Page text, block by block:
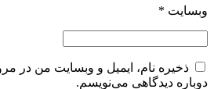
وبسایت *
ذخیره نام، ایمیل و وبسایت من در
دوباره دیدگاهی می‌نویسم.